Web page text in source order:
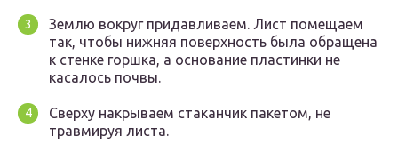
Землю вокруг придавливаем. Лист помещаем
так, чтобы нижняя поверхность была обращена
к стенке горшка, а основание пластинки не
касалось почвы.
Сверху накрываем стаканчик пакетом, не
травмируя листа.